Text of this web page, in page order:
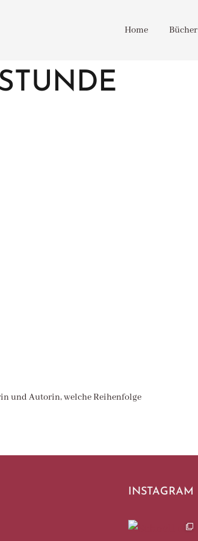
Home Bücher
und Autorin, welche Reihenfolge
INSTAGRAM